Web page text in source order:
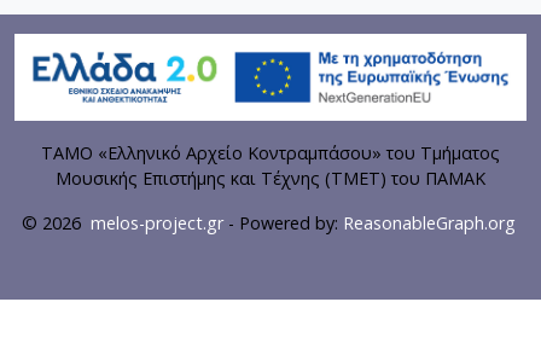
ΤΑΜΟ «Ελληνικό Αρχείο Κοντραμπάσου» του Τμήματος
Μουσικής Επιστήμης και Τέχνης (ΤΜΕΤ) του ΠΑΜΑΚ
© 2026 melos-project.gr- Powered by: ReasonableGraph.org